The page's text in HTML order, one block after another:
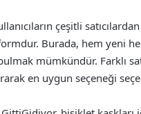
çeşitli
Burada, hem yeni
mümkündür. Farklı
en uygun seçeneği